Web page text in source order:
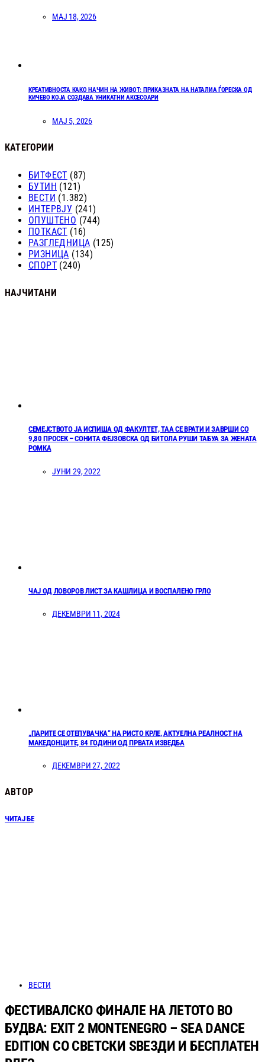
МАЈ 18, 2026
КРЕАТИВНОСТА КАКО НАЧИН НА ЖИВОТ: ПРИКАЗНАТА НА НАТАЛИА ЃОРЕСКА ОД
КИЧЕВО КОЈА СОЗДАВА УНИКАТНИ АКСЕСОАРИ
МАЈ 5, 2026
КАТЕГОРИИ
БИТФЕСТ (87)
БУТИН (121)
ВЕСТИ (1.382)
ИНТЕРВЈУ (241)
ОПУШТЕНО (744)
ПОТКАСТ (16)
РАЗГЛЕДНИЦА (125)
РИЗНИЦА (134)
СПОРТ (240)
НАЈЧИТАНИ
СЕМЕЈСТВОТО ЈА ИСПИША ОД ФАКУЛТЕТ, ТАА СЕ ВРАТИ И ЗАВРШИ СО
9,80 ПРОСЕК – СОНИТА ФЕЈЗОВСКА ОД БИТОЛА РУШИ ТАБУА ЗА ЖЕНАТА
РОМКА
ЈУНИ 29, 2022
ЧАЈ ОД ЛОВОРОВ ЛИСТ ЗА КАШЛИЦА И ВОСПАЛЕНО ГРЛО
ДЕКЕМВРИ 11, 2024
„ПАРИТЕ СЕ ОТЕПУВАЧКА“ НА РИСТО КРЛЕ, АКТУЕЛНА РЕАЛНОСТ НА
МАКЕДОНЦИТЕ, 84 ГОДИНИ ОД ПРВАТА ИЗВЕДБА
ДЕКЕМВРИ 27, 2022
АВТОР
ЧИТАЈ БЕ
ВЕСТИ
ФЕСТИВАЛСКО ФИНАЛЕ НА ЛЕТОТО ВО
БУДВА: EXIT 2 MONTENEGRO – SEA DANCE
EDITION СО СВЕТСКИ ЅВЕЗДИ И БЕСПЛАТЕН